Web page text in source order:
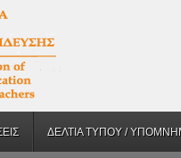
ΔΕΛΤΙΑ ΤΥΠΟΥ /